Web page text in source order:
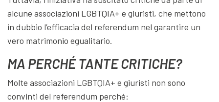
alcune associazioni LGBTQIA+ e giuristi, che mettono
in dubbio l’efficacia del referendum nel garantire un
vero matrimonio egualitario.
MA PERCHÉ TANTE CRITICHE?
Molte associazioni LGBTQIA+ e giuristi non sono
convinti del referendum perché: